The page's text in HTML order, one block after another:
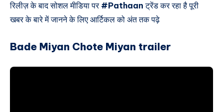
रिलीज़ के बाद सोशल मीडिया पर#Pathaan ट्रेंड कर रहा है पूरी
खबर के बारे में जानने के लिए आर्टिकल को अंत तक पढ़े
Bade Miyan Chote Miyan trailer